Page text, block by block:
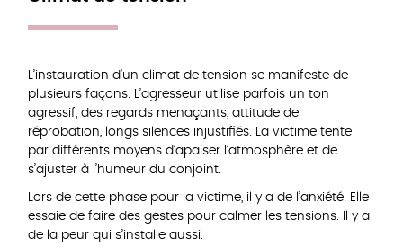
L’instauration d’un climat de tension se manifeste de
plusieurs façons. L’agresseur utilise parfois un ton
agressif, des regards menaçants, attitude de
réprobation, longs silences injustifiés. La victime tente
par différents moyens d’apaiser l’atmosphère et de
s’ajuster à l’humeur du conjoint.
Lors de cette phase pour la victime, il y a de l’anxiété. Elle
essaie de faire des gestes pour calmer les tensions. Il y a
de la peur qui s’installe aussi.